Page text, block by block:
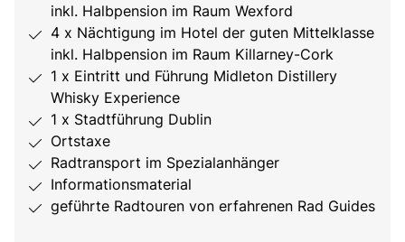
inkl. Halbpension im Raum Wexford
4 x Nächtigung im Hotel der guten Mittelklasse
inkl. Halbpension im Raum Killarney-Cork
1 x Eintritt und Führung Midleton Distillery
Whisky Experience
1 x Stadtführung Dublin
Ortstaxe
Radtransport im Spezialanhänger
Informationsmaterial
geführte Radtouren von erfahrenen Rad Guides